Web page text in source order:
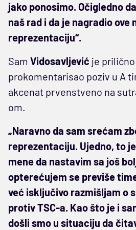
jako ponosimo. Očigledno
naš rad i da je nagradio ove
reprezentaciju“.
Sam Vidosavljević je
prokomentarisao poziv u A
akcenat prvenstveno na
om.
„Naravno da sam srećam
reprezentaciju. Ujedno, to
mene da nastavim sa još
opterećujem se previše
već isključivo razmišljam o
protiv TSC-a. Kao što je i
došli smo u situaciju da